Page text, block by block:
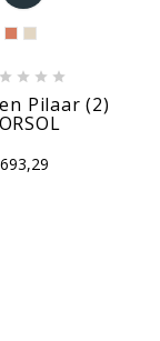
   
Pilaar (2)